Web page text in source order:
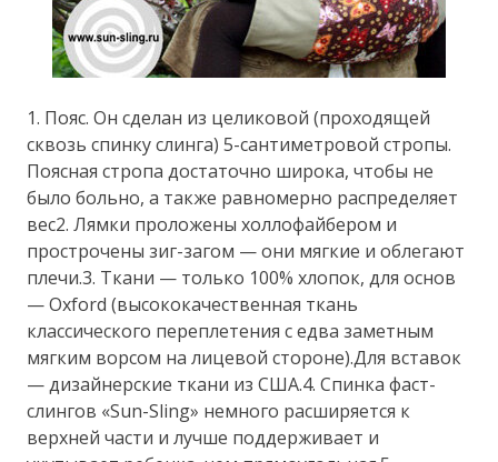
1. Пояс. Он сделан из целиковой (проходящей
сквозь спинку слинга) 5-сантиметровой стропы.
Поясная стропа достаточно широка, чтобы не
было больно, а также равномерно распределяет
вес2. Лямки проложены холлофайбером и
прострочены зиг-загом — они мягкие и облегают
плечи.3. Ткани — только 100% хлопок, для основ
— Oxford (высококачественная ткань
классического переплетения с едва заметным
мягким ворсом на лицевой стороне).Для вставок
— дизайнерские ткани из США.4. Спинка фаст-
слингов «Sun-Sling» немного расширяется к
верхней части и лучше поддерживает и